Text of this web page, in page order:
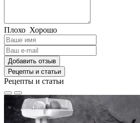
Плохо Хорошо
Добавить отзыв
Рецепты и статьи
Рецепты и статьи